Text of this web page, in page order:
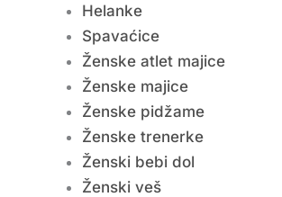
Helanke
Spavaćice
Ženske atlet majice
Ženske majice
Ženske pidžame
Ženske trenerke
Ženski bebi dol
Ženski veš